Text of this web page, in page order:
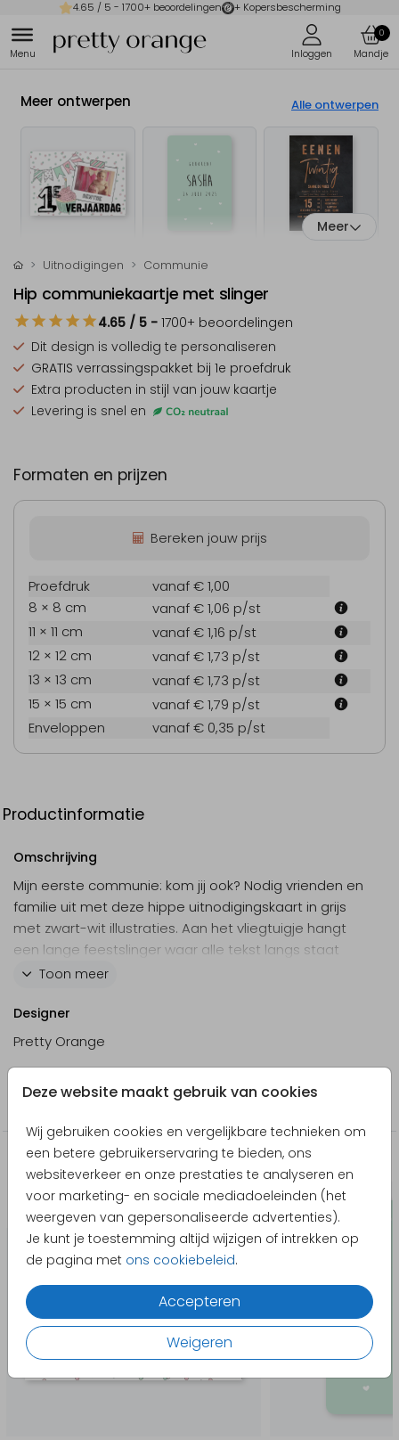
4.65 / 5 - 1700+ beoordelingen + Kopersbescherming
0
Deze website maakt gebruik van cookies
Wij gebruiken cookies en vergelijkbare technieken om
een betere gebruikerservaring te bieden, ons
websiteverkeer en onze prestaties te analyseren en
voor marketing- en sociale mediadoeleinden (het
weergeven van gepersonaliseerde advertenties).
Je kunt je toestemming altijd wijzigen of intrekken op
de pagina met ons cookiebeleid.
Accepteren
Weigeren
Meer ontwerpen Alle ontwerpen
Meer
Uitnodigingen Communie
Hip communiekaartje met slinger
4.65 / 5 - 1700+ beoordelingen
Dit design is volledig te personaliseren
GRATIS verrassingspakket bij 1e proefdruk
Extra producten in stijl van jouw kaartje
Levering is snel en
Formaten en prijzen
Bereken jouw prijs
Proefdruk
vanaf € 1,00
8 × 8 cm
vanaf € 1,06 p/st
11 × 11 cm
vanaf € 1,16 p/st
12 × 12 cm
vanaf € 1,73 p/st
13 × 13 cm
vanaf € 1,73 p/st
15 × 15 cm
vanaf € 1,79 p/st
Enveloppen
vanaf € 0,35 p/st
Productinformatie
Omschrijving
Mijn eerste communie: kom jij ook? Nodig vrienden en
familie uit met deze hippe uitnodigingskaart in grijs
met zwart-wit illustraties. Aan het vliegtuigje hangt
een lange feestslinger waar alle tekst langs staat
met toffe labels. Op de achtergrond zijn kleine
Toon meer
Designer
Pretty Orange
Producten die hierop lijken
Uitnodiging kinderverjaardag